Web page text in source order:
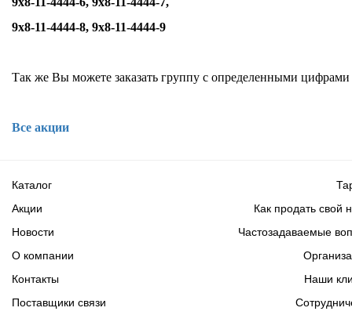
9х8-11-4444-8, 9х8-11-4444-9
Так же Вы можете заказать группу с определенными цифрами
Все акции
Каталог
Акции
Новости
Как продать свой
Частозадаваемые
О компании
Контакты
Поставщики связи
Наши